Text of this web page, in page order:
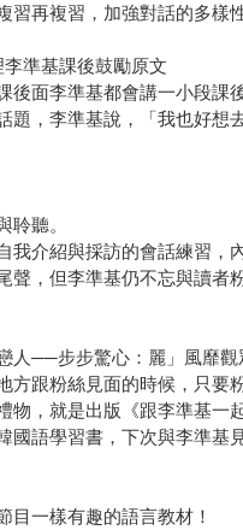
習再複習，加強對話的多樣
準基課後鼓勵原文
後面李準基都會講一小段課
題，李準基說，「我也好
聽。
介紹與採訪的會話練習，
，但李準基仍不忘與讀者
人──步步驚心：麗」風靡觀
方跟粉絲見面的時候，只要
，就是出版《跟李準基一
國語學習書，下次與李準基
一樣有趣的語言教材！